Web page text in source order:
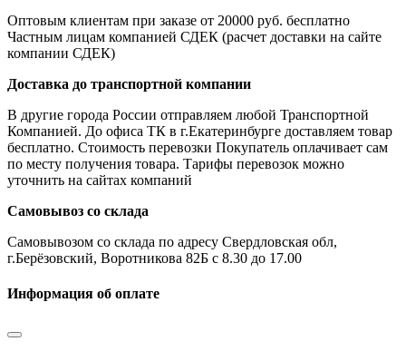
Оптовым клиентам при заказе от 20000 руб. бесплатно
Частным лицам компанией СДЕК (расчет доставки на сайте
компании СДЕК)
Доставка до транспортной компании
В другие города России отправляем любой Транспортной
Компанией. До офиса ТК в г.Екатеринбурге доставляем товар
бесплатно. Стоимость перевозки Покупатель оплачивает сам
по месту получения товара. Тарифы перевозок можно
уточнить на сайтах компаний
Самовывоз со склада
Самовывозом со склада по адресу Свердловская обл,
г.Берёзовский, Воротникова 82Б с 8.30 до 17.00
Информация об оплате